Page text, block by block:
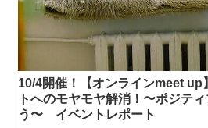
10/4開催！【オンラインmeet up
トへのモヤモヤ解消！〜ポジテ
う〜 イベントレポート